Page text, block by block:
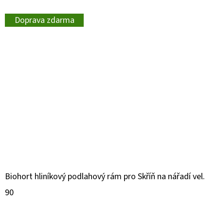
Doprava zdarma
Biohort hliníkový podlahový rám pro Skříň na nářadí vel.
90